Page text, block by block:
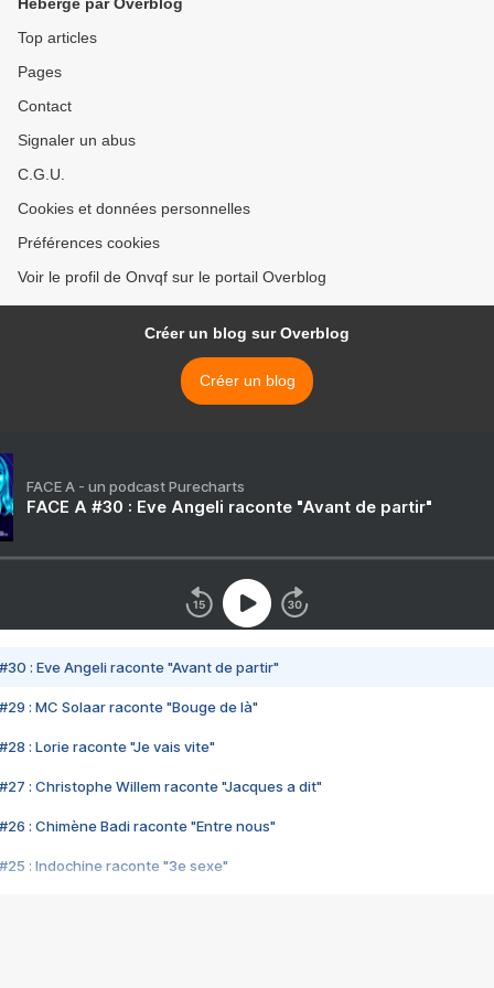
Top articles
Pages
Contact
Signaler un abus
C.G.U.
Cookies et données personnelles
Préférences cookies
Voir le profil de Onvqf sur le portail Overblog
Créer un blog sur Overblog
Créer un blog
FACE A - un podcast Purecharts
FACE A #30 : Eve Angeli raconte "Avant de partir"
#30 : Eve Angeli raconte "Avant de partir"
#29 : MC Solaar raconte "Bouge de là"
#28 : Lorie raconte "Je vais vite"
#27 : Christophe Willem raconte "Jacques a dit"
#26 : Chimène Badi raconte "Entre nous"
#25 : Indochine raconte "3e sexe"